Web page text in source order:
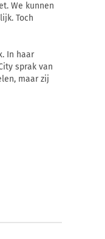
We kunnen
Toch
In haar
sprak van
maar zij